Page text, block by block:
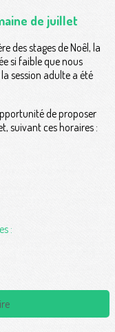
de juillet
des stages de Noêl, la
si faible que nous
session adulte a été
de proposer
suivant ces horaires :
: